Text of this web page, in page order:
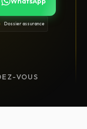
Dossier assurance
VOUS